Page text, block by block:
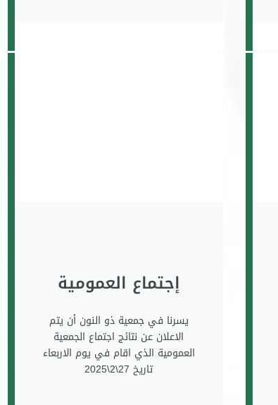
إجتماع العمومية
يسرنا في جمعية ذو النون أن يتم
الاعلان عن نتائج اجتماع الجمعية
العمومية الذي اقام في يوم الاربعاء
تاريخ 27\2\2025